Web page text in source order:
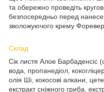
та обережно проведіть
безпосередньо перед
зволожуючого крему Форевер.
Склад
Сік листя Алое Барбаденсіс
вода, пропанедіол,
олія Ші, кокосові алкани,
екстракт сніжного гриба,